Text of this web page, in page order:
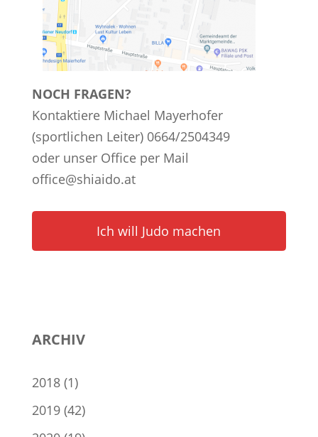
NOCH FRAGEN?
Kontaktiere Michael Mayerhofer
(sportlichen Leiter) 0664/2504349
oder unser Office per Mail
office@shiaido.at
Ich will Judo machen
ARCHIV
2018(1)
2019(42)